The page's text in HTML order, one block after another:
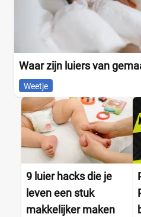
Waar zijn luiers van
Weetje
9 luier hacks die je
leven een stuk
makkelijker maken